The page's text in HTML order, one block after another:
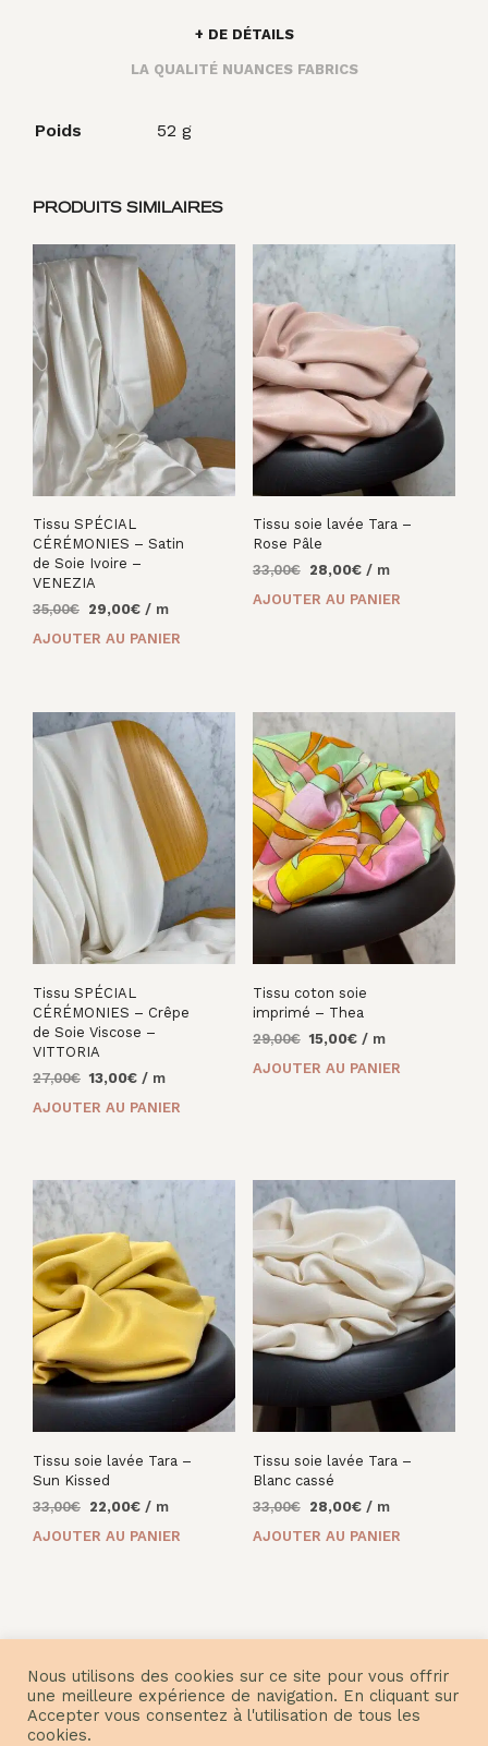
+ DE DÉTAILS
LA QUALITÉ NUANCES FABRICS
Poids 52 g
PRODUITS SIMILAIRES
Tissu SPÉCIAL
CÉRÉMONIES – Satin
de Soie Ivoire –
VENEZIA
35,00€ Le
29,00€Le/ m
AJOUTER AU PANIER
Tissu soie lavée Tara –
Rose Pâle
33,00€
Le
28,00€Le/ m
AJOUTER AU PANIER
Tissu SPÉCIAL
CÉRÉMONIES – Crêpe
de Soie Viscose –
VITTORIA
27,00€ Le
initial
13,00€Le
actuel
/ m
AJOUTER AU PANIER
Tissu coton soie
imprimé – Thea
29,00€ Le
initial
15,00€Le
actuel
/ m
AJOUTER AU PANIER
Tissu soie lavée Tara –
Sun Kissed
33,00€ Le
22,00€Le/ m
AJOUTER AU PANIER
Tissu soie lavée Tara –
Blanc cassé
33,00€
Le
28,00€Le/ m
AJOUTER AU PANIER
Nous utilisons des cookies sur ce site pour vous offrir
une meilleure expérience de navigation. En cliquant sur
Accepter vous consentez à l'utilisation de tous les
cookies.